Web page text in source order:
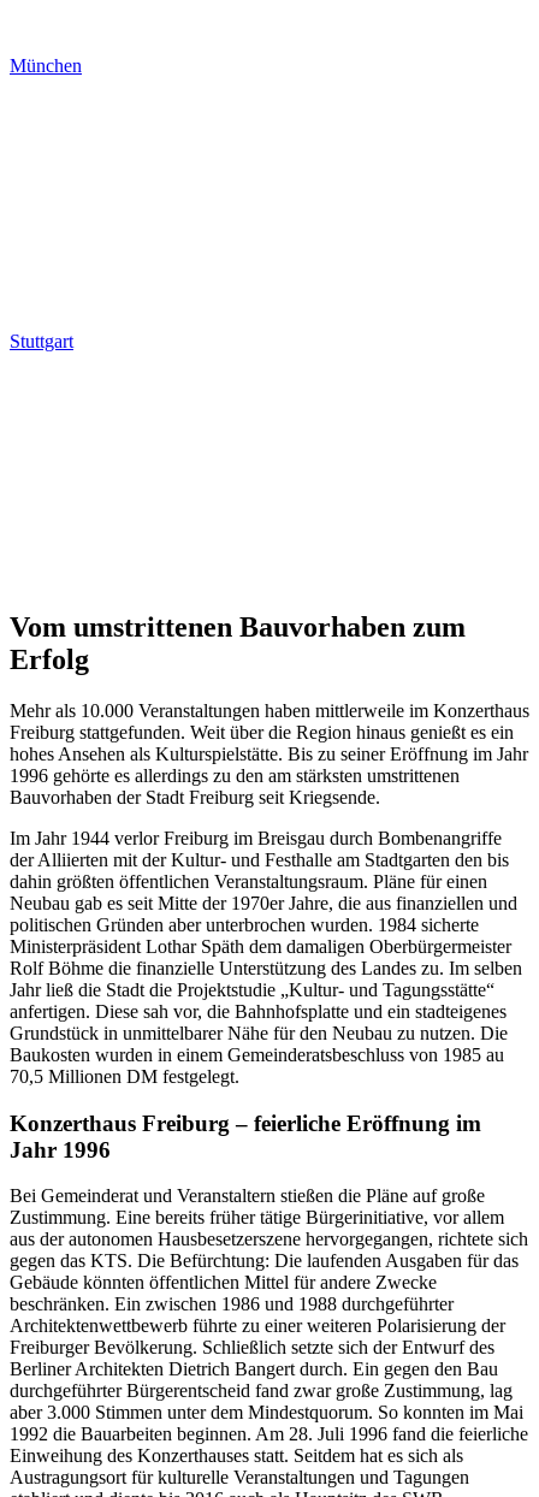
München
Stuttgart
Vom umstrittenen Bauvorhaben zum
Erfolg
Mehr als 10.000 Veranstaltungen haben mittlerweile im Konzerthaus
Freiburg stattgefunden. Weit über die Region hinaus genießt es ein
hohes Ansehen als Kulturspielstätte. Bis zu seiner Eröffnung im Jahr
1996 gehörte es allerdings zu den am stärksten umstrittenen
Bauvorhaben der Stadt Freiburg seit Kriegsende.
Im Jahr 1944 verlor Freiburg im Breisgau durch Bombenangriffe
der Alliierten mit der Kultur- und Festhalle am Stadtgarten den bis
dahin größten öffentlichen Veranstaltungsraum. Pläne für einen
Neubau gab es seit Mitte der 1970er Jahre, die aus finanziellen und
politischen Gründen aber unterbrochen wurden. 1984 sicherte
Ministerpräsident Lothar Späth dem damaligen Oberbürgermeister
Rolf Böhme die finanzielle Unterstützung des Landes zu. Im selben
Jahr ließ die Stadt die Projektstudie „Kultur- und Tagungsstätte“
anfertigen. Diese sah vor, die Bahnhofsplatte und ein stadteigenes
Grundstück in unmittelbarer Nähe für den Neubau zu nutzen. Die
Baukosten wurden in einem Gemeinderatsbeschluss von 1985 au
70,5 Millionen DM festgelegt.
Konzerthaus Freiburg – feierliche Eröffnung im
Jahr 1996
Bei Gemeinderat und Veranstaltern stießen die Pläne auf große
Zustimmung. Eine bereits früher tätige Bürgerinitiative, vor allem
aus der autonomen Hausbesetzerszene hervorgegangen, richtete sich
gegen das KTS. Die Befürchtung: Die laufenden Ausgaben für das
Gebäude könnten öffentlichen Mittel für andere Zwecke
beschränken. Ein zwischen 1986 und 1988 durchgeführter
Architektenwettbewerb führte zu einer weiteren Polarisierung der
Freiburger Bevölkerung. Schließlich setzte sich der Entwurf des
Berliner Architekten Dietrich Bangert durch. Ein gegen den Bau
durchgeführter Bürgerentscheid fand zwar große Zustimmung, lag
aber 3.000 Stimmen unter dem Mindestquorum. So konnten im Mai
1992 die Bauarbeiten beginnen. Am 28. Juli 1996 fand die feierliche
Einweihung des Konzerthauses statt. Seitdem hat es sich als
Austragungsort für kulturelle Veranstaltungen und Tagungen